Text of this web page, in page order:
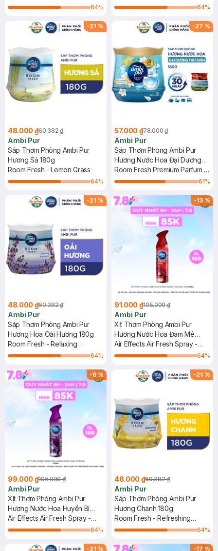
Bliss
64%
Dreamy
64%
-21 %
48.000 ₫60.382 ₫
Ambi Pur
Sáp Thơm Phòng Ambi Pur
Hương Sả 180g
Room Fresh - Lemon Grass
64%
-27 %
57.000 ₫78.000 ₫
Ambi Pur
Sáp Thơm Phòng Ambi Pur
Hương Nước Hoa Đại Dương
180g
Room Fresh Premium Parfum -
Ocean Relax
61%
-21 %
48.000 ₫60.382 ₫
Ambi Pur
Sáp Thơm Phòng Ambi Pur
Hương Hoa Oải Hương 180g
Room Fresh - Relaxing
Lavender
64%
-13%
91.000 ₫105.000 ₫
Ambi Pur
Xịt Thơm Phòng Ambi Pur
Hương Nước Hoa Đam Mê
275ml
Air Effects Air Fresh Spray -
Passion
64%
-6%
99.000 ₫105.000 ₫
Ambi Pur
Xịt Thơm Phòng Ambi Pur
Hương Nước Hoa Huyền Bí
275ml
Air Effects Air Fresh Spray -
Mystique
64%
-21 %
48.000 ₫60.382 ₫
Ambi Pur
Sáp Thơm Phòng Ambi Pur
Hương Chanh 180g
Room Fresh - Refreshing
Lemon
64%
-21 % -17%